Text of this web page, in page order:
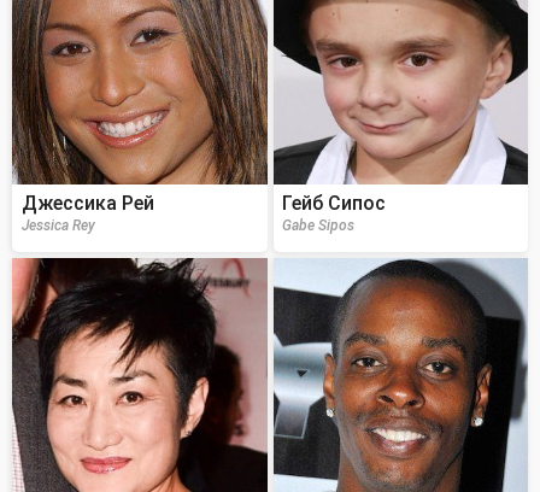
Джессика Рей
Jessica Rey
Гейб Сипос
Gabe Sipos